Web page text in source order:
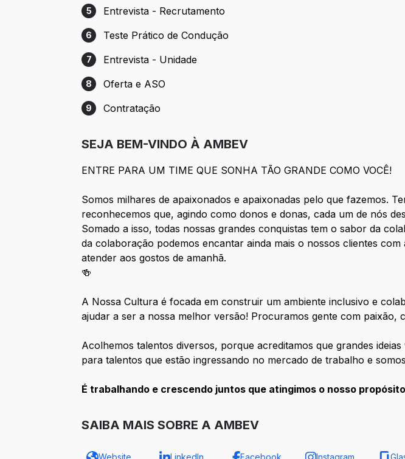
Etapa 5: Entrevista - Recrutamento
5 Entrevista - Recrutamento
Etapa 6: Teste Prático de Condução
6 Teste Prático de Condução
Etapa 7: Entrevista - Unidade
7 Entrevista - Unidade
Etapa 8: Oferta e ASO
8 Oferta e ASO
Etapa 9: Contratação
9 Contratação
SEJA BEM-VINDO À AMBEV
ENTRE PARA UM TIME QUE SONHA TÃO GRANDE COMO VOCÊ!
Somos milhares de apaixonados e apaixonadas pelo que fazemos.
reconhecemos que, agindo como donos e donas, cada um de nós
Somado a isso, todas nossas grandes conquistas tem o sabor da
da colaboração podemos encantar ainda mais o nossos clientes
atender aos gostos de amanhã.
🍻
A Nossa Cultura é focada em construir um ambiente inclusivo e
ajudar a ser a nossa melhor versão! Procuramos gente com paixão,
Acolhemos talentos diversos, porque acreditamos que grandes
para talentos que estão ingressando no mercado de trabalho e
É trabalhando e crescendo juntos que atingimos o nosso
SAIBA MAIS SOBRE A AMBEV